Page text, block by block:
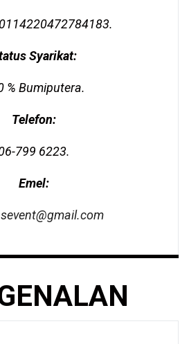
Syarikat:
% Bumiputera.
Telefon:
799 6223.
Emel: